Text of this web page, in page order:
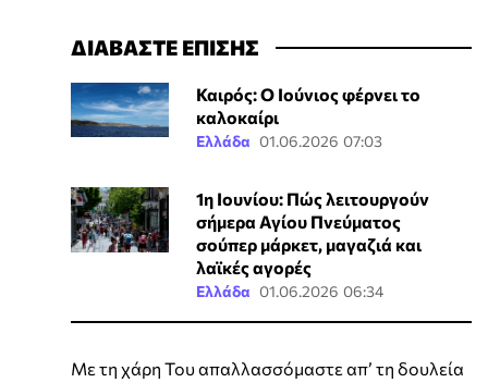
ΔΙΑΒΑΣΤΕ ΕΠΙΣΗΣ
Καιρός: Ο Ιούνιος φέρνει το
καλοκαίρι
Ελλάδα 01.06.2026 07:03
1η Ιουνίου: Πώς λειτουργούν
σήμερα Αγίου Πνεύματος
σούπερ μάρκετ, μαγαζιά και
λαϊκές αγορές
Ελλάδα 01.06.2026 06:34
Με τη χάρη Του απαλλασσόμαστε απ’ τη δουλεία